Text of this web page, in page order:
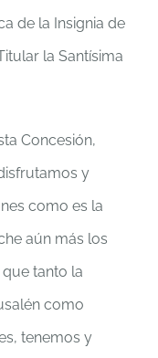
de la Insignia de
la Santísima
Concesión,
y
como es la
aún más los
tanto la
como
tenemos y